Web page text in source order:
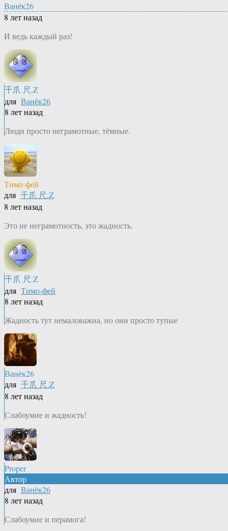
Ванёк26
8 лет назад
И ведь каждый раз!
千爪 尺.Z
для Ванёк26
8 лет назад
Люди просто неграмотные, тёмные.
Тимо-фей
для 千爪 尺.Z
8 лет назад
Это не неграмотность, это жадность.
千爪 尺.Z
для Тимо-фей
8 лет назад
Жадность тут немаловажна, но они просто тупые
Ванёк26
для 千爪 尺.Z
8 лет назад
Слабоумие и жадность!
Proper
Автор
для Ванёк26
8 лет назад
Слабоумие и перамога!